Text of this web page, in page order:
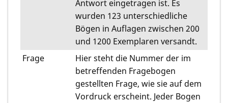
Antwort eingetragen ist. Es
wurden 123 unterschiedliche
Bögen in Auflagen zwischen 200
und 1200 Exemplaren versandt.
Frage
Hier steht die Nummer der im
betreffenden Fragebogen
gestellten Frage, wie sie auf dem
Vordruck erscheint. Jeder Bogen